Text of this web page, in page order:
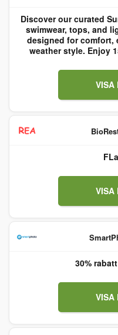
Discover our curated
swimwear, tops, and
designed for comfort,
weather style. Enjoy
VISA
VISA
30%
VISA